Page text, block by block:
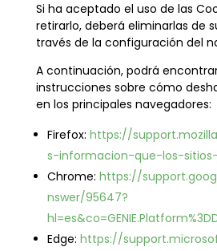
Si ha aceptado el uso de las
retirarlo, deberá eliminarlas de
través de la configuración del
A continuación, podrá
instrucciones sobre cómo
en los principales navegadores:
Firefox: https://
s-informacion-que-los-
Chrome: https://
nswer/95647?
Edge: https://